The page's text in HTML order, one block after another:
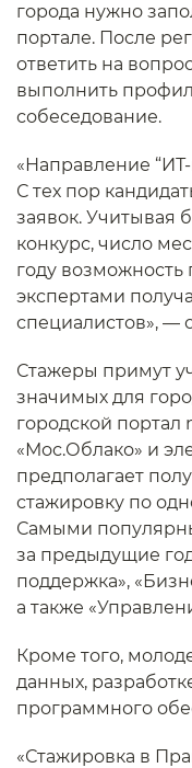
города нужно
портале. После
ответить на
выполнить
собеседование.
«Направление
С тех пор
заявок. Учитывая
конкурс, число
году возможность
экспертами
специалистов», —
Стажеры примут
значимых для
городской портал
«Мос.Облако» и
предполагает
стажировку по
Самыми
за предыдущие
поддержка»,
а также
Кроме того,
данных,
программного
«Стажировка в